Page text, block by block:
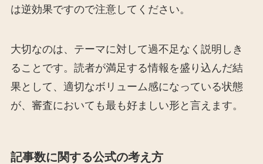
は逆効果ですので注意してください。
大切なのは、テーマに対して過不足なく説明しき
ることです。読者が満足する情報を盛り込んだ結
果として、適切なボリューム感になっている状態
が、審査においても最も好ましい形と言えます。
記事数に関する公式の考え方